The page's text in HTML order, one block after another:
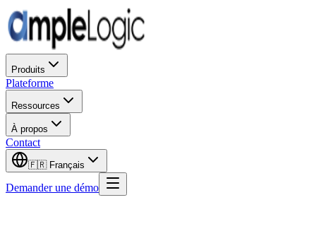
Produits
Plateforme
Ressources
À propos
Contact
🇫🇷 Français
Demander une démo